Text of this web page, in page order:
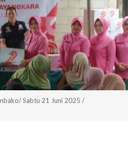
Sabtu 21 Juni 2025 /